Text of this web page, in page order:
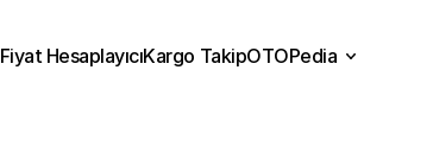
Fiyat HesaplayıcıKargo TakipOTOPedia